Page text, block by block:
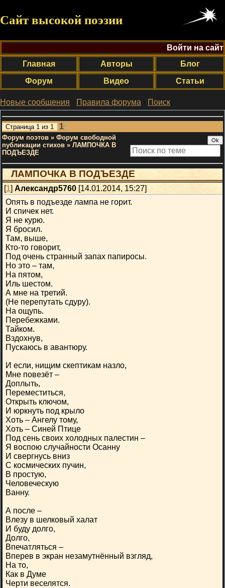
Сайт высокой поэзии
Войти на сайт
Главная
Авторы
Блог
Форум
Видео Статьи
Новые сообщения · Правила форума · Поиск;
Страница 1 из 1 1
Форум поэтов » Форум свободной
публикации стихов » ЛАМПОЧКА В
ПОДЪЕЗДЕ
ЛАМПОЧКА В ПОДЪЕЗДЕ
[1] Александр5760 [14.01.2014, 15:27]
Опять в подъезде лампа не горит.
И спичек нет.
Я не курю.
Я бросил.
Там, выше,
Кто-то говорит,
Под очень странный запах папиросы.
Но это – там,
На пятом,
Иль шестом.
А мне на третий.
(Не перепутать сдуру).
На ощупь.
Перебежками.
Тайком.
Вздохнув,
Пускаюсь в авантюру.
И если, нищим скептикам назло,
Мне повезёт –
Доплыть,
Переместиться,
Открыть ключом,
И юркнуть под крыло
Хоть – Ангелу тому,
Хоть – Синей Птице
Под сень своих холодных палестин –
Я воспою случайности Осанну
И свергнусь вниз
С космических пучин,
В простую,
Человеческую
Ванну.
А после –
Влезу в шелковый халат
И буду долго,
Долго,
Впечатляться –
Вперев в экран незамутнённый взгляд,
На то,
Как в Думе
Черти веселятся.